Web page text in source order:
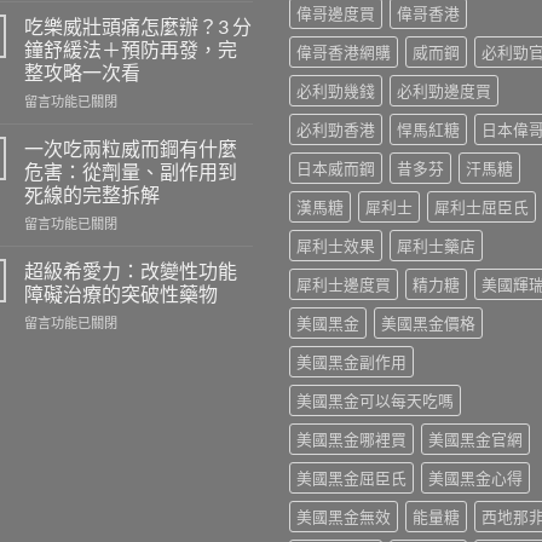
天
吃
樂
威
壯
樣？
從
真
實
例、
醫
學
風
吃樂威壯頭痛怎麼辦？3 分
鐘舒緩法＋預防再發，完
整攻略一次看
在
威
壯
頭
痛
麼
辦？
3
分
留言功能已關閉
一次吃兩粒威而鋼有什麼
危害：從劑量、副作用到
死線的完整拆解
在
次
吃
兩
粒
留言功能已關閉
超級希愛力：改變性功能
障礙治療的突破性藥物
在
留言功能已關閉
偉哥邊度買
偉哥香港
偉哥香港網購
威而鋼
必利勁
必利勁幾錢
必利勁邊度買
必利勁香港
悍馬紅糖
日本偉哥
日本威而鋼
昔多芬
汗馬糖
漢馬糖
犀利士
犀利士屈臣氏
犀利士效果
犀利士藥店
犀利士邊度買
精力糖
美國輝瑞
美國黑金
美國黑金價格
美國黑金副作用
美國黑金可以每天吃嗎
美國黑金哪裡買
美國黑金官網
美國黑金屈臣氏
美國黑金心得
美國黑金無效
能量糖 西地那非